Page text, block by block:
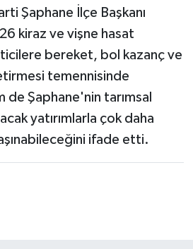
Şaphane İlçe Başkanı
kiraz ve vişne hasat
bereket, bol kazanç ve
temennisinde
de Şaphane'nin tarımsal
yatırımlarla çok daha
ifade etti.